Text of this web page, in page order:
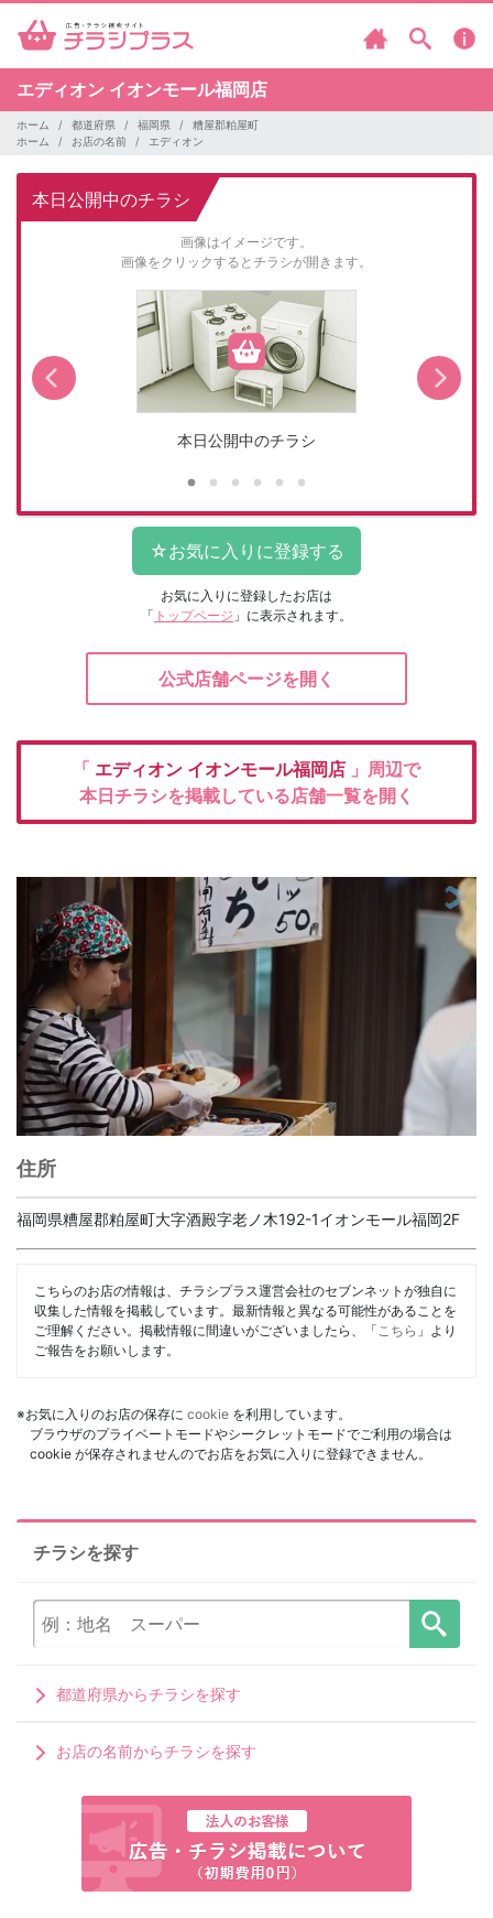
エディオン イオンモール福岡店
ホーム 都道府県 福岡県
糟屋郡粕屋町
ホーム
お店の名前 エディオン
本日公開中のチラシ
画像はイメージです。
画像をクリックするとチラシが開きます。
本日公開中のチラシ
お気に入りに登録したお店は
「 トップページ 」に表示されます。
公式店舗ページを開く
「 エディオン イオンモール福岡店 」周辺で
本日チラシを掲載している店舗一覧を開く
住所
福岡県糟屋郡粕屋町大字酒殿字老ノ木192-1イオンモール福岡2F
こちらのお店の情報は、チラシプラス運営会社のセブンネットが独自に
収集した情報を掲載しています。最新情報と異なる可能性があることを
ご理解ください。掲載情報に間違いがございましたら、「 こちら 」より
ご報告をお願いします。
※お気に入りのお店の保存に cookie を利用しています。
ブラウザのプライベートモードやシークレットモードでご利用の場合は
cookie が保存されませんのでお店をお気に入りに登録できません。
チラシを探す
都道府県からチラシを探す
お店の名前からチラシを探す